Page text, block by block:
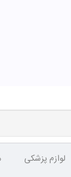
لوازم پزشکی